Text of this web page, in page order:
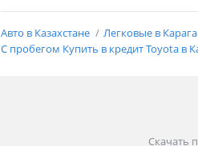
Привод: полный (4WD, понижайка
0 100 км/ч: около 9.5 10 секунд -
Авто в Казахстане Легковые в
С пробегом Купить в кредит Toyota в
Скачать